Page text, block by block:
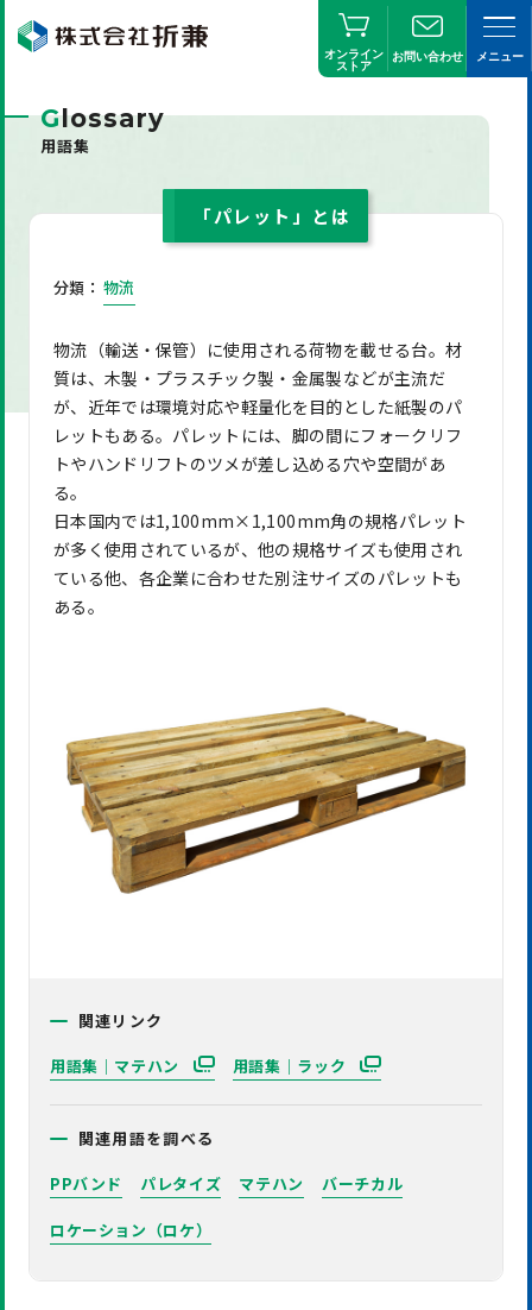
オンライン
ストア
お問い合わせ メニュー
Glossary
用語集
「パレット」とは
分類： 物流
物流（輸送・保管）に使用される荷物を載せる台。材
質は、木製・プラスチック製・金属製などが主流だ
が、近年では環境対応や軽量化を目的とした紙製のパ
レットもある。パレットには、脚の間にフォークリフ
トやハンドリフトのツメが差し込める穴や空間があ
る。
日本国内では1,100mm×1,100mm角の規格パレット
が多く使用されているが、他の規格サイズも使用され
ている他、各企業に合わせた別注サイズのパレットも
ある。
関連リンク
用語集｜マテハン
用語集｜ラック
関連用語を調べる
PPバンド
パレタイズ マテハン バーチカル
ロケーション（ロケ）